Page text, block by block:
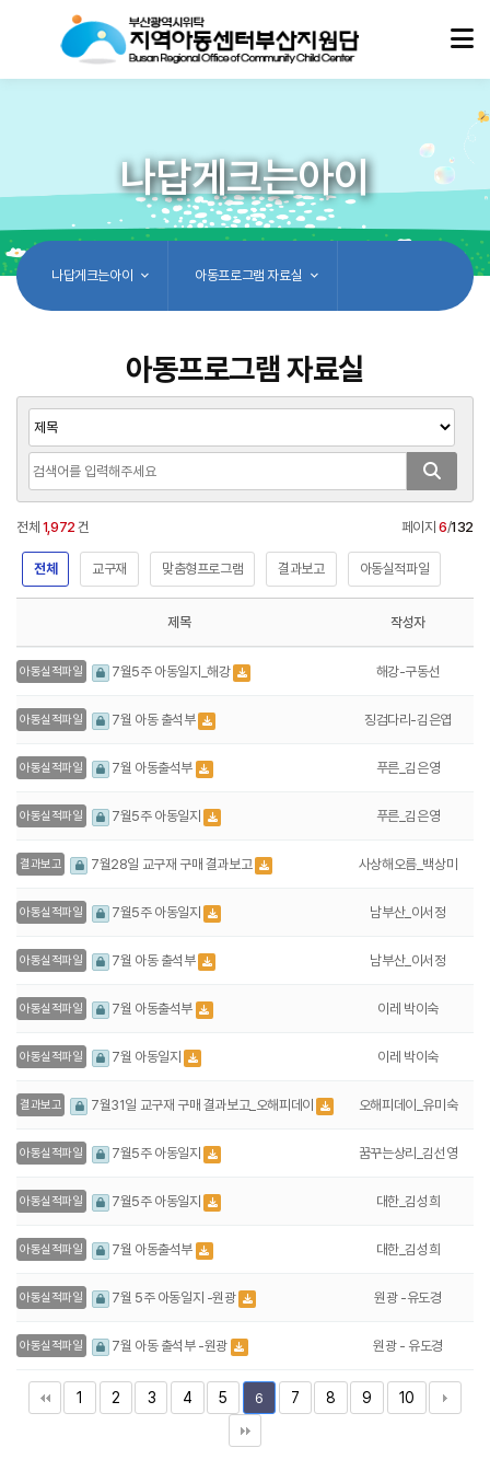
나답게크는아이
나답게크는아이 아동프로그램 자료실
아동프로그램 자료실
전체 1,972 건 페이지 6/132
전체 교구재 맞춤형프로그램 결과보고 아동실적파일
제목 작성자
아동실적파일 7월5주 아동일지_해강 해강-구동선
아동실적파일 7월 아동 출석부 징검다리-김은엽
아동실적파일 7월 아동출석부 푸른_김은영
아동실적파일 7월5주 아동일지 푸른_김은영
결과보고 7월28일 교구재 구매 결과보고 사상해오름_백상미
아동실적파일 7월5주 아동일지 남부산_이서정
아동실적파일 7월 아동 출석부 남부산_이서정
아동실적파일 7월 아동출석부 이레 박이숙
아동실적파일 7월 아동일지 이레 박이숙
결과보고 7월31일 교구재 구매 결과보고_오해피데이 오해피데이_유미숙
아동실적파일 7월5주 아동일지 꿈꾸는상리_김선영
아동실적파일 7월5주 아동일지 대한_김성희
아동실적파일 7월 아동출석부 대한_김성희
아동실적파일 7월 5주 아동일지 -원광 원광 -유도경
아동실적파일 7월 아동 출석부 -원광 원광 - 유도경
1 2 3 4 5 6 7 8 9 10